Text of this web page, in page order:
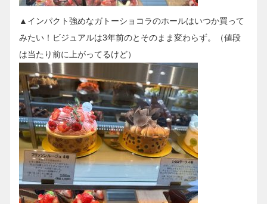
▲インパクト強めなガトーショコラのホールはいつか買って
みたい！ビジュアルは3年前のとそのまま変わらず。（値段
は当たり前に上がってるけど）